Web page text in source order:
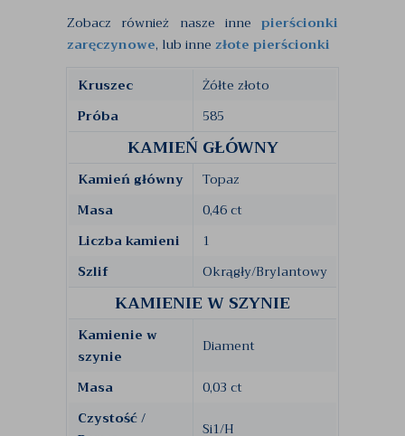
Zobacz również nasze inne pierścionki
zaręczynowe, lub inne złote pierścionki
Kruszec
Żółte złoto
Próba
585
KAMIEŃ GŁÓWNY
Kamień główny
Topaz
Masa
0,46 ct
Liczba kamieni
1
Szlif
Okrągły/Brylantowy
KAMIENIE W SZYNIE
Kamienie w
szynie
Diament
Masa
0,03 ct
Czystość /
Si1/H